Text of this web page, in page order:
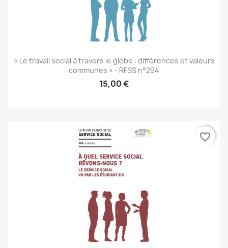
« Le travail social à travers le globe : différences et valeurs
communes » - RFSS n°294
15,00 €
favorite_border